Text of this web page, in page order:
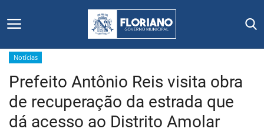
Início
Editais
Notícias
Prefeito Antônio Reis visita obra
de recuperação da estrada que
dá acesso ao Distrito Amolar